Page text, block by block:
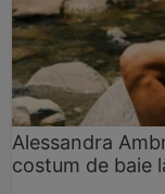
Alessandra
costum de baie